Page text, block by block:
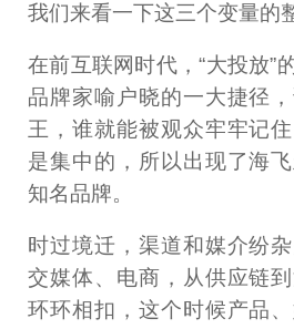
我们来看一下这三个变量的
在前互联网时代，“大投放”
品牌家喻户晓的一大捷径
王，谁就能被观众牢牢记
是集中的，所以出现了海
知名品牌。
时过境迁，渠道和媒介纷
交媒体、电商，从供应链
环环相扣，这个时候产品